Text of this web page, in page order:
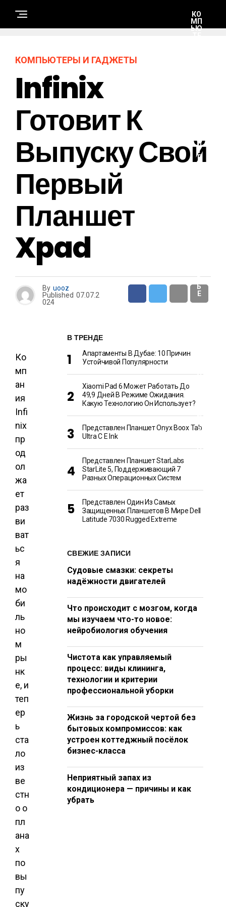
КО
МП
ЬЮ
И
Т
Е
Х
В
Ь
Е
Л
И
Е
Н
КОМПЬЮТЕРЫ И ГАДЖЕТЫ
Infinix
Готовит К
Выпуску Свой
Первый
Планшет
Xpad
By uooz
Published 07.07.2
024
Ко
мп
ан
ия
Infi
nix
пр
од
ол
жа
ет
раз
ви
ват
ьс
я
на
мо
би
ль
но
м
ры
нк
е, и
теп
ер
ь
ста
ло
из
ве
стн
о о
пл
ана
х
по
вы
пу
ску
В ТРЕНДЕ
Апартаменты В Дубае: 10 Причин
Устойчивой Популярности
Xiaomi Pad 6 Может Работать До
49,9 Дней В Режиме Ожидания.
Какую Технологию Он Использует?
Представлен Планшет Onyx Boox Tab
Ultra C E Ink
Представлен Планшет StarLabs
StarLite 5, Поддерживающий 7
Разных Операционных Систем
Представлен Один Из Самых
Защищенных Планшетов В Мире Dell
Latitude 7030 Rugged Extreme
СВЕЖИЕ ЗАПИСИ
Судовые смазки: секреты
надёжности двигателей
Что происходит с мозгом, когда
мы изучаем что-то новое:
нейробиология обучения
Чистота как управляемый
процесс: виды клининга,
технологии и критерии
профессиональной уборки
Жизнь за городской чертой без
бытовых компромиссов: как
устроен коттеджный посёлок
бизнес-класса
Неприятный запах из
кондиционера — причины и как
убрать